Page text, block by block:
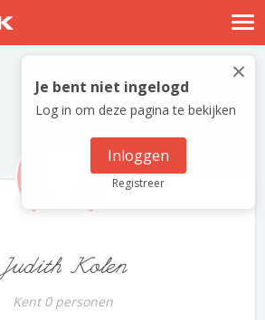
Nostalgische verhalen
Log in
Meld je gratis aan
×
Je bent niet ingelogd
Log in om deze pagina te bekijken
Inloggen
Registreer
Judith Kolen
Kent 0 personen